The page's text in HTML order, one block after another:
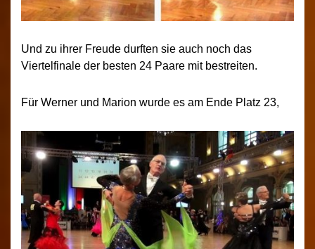
Und zu ihrer Freude durften sie auch noch das
Viertelfinale der besten 24 Paare mit bestreiten.
Für Werner und Marion wurde es am Ende Platz 23,